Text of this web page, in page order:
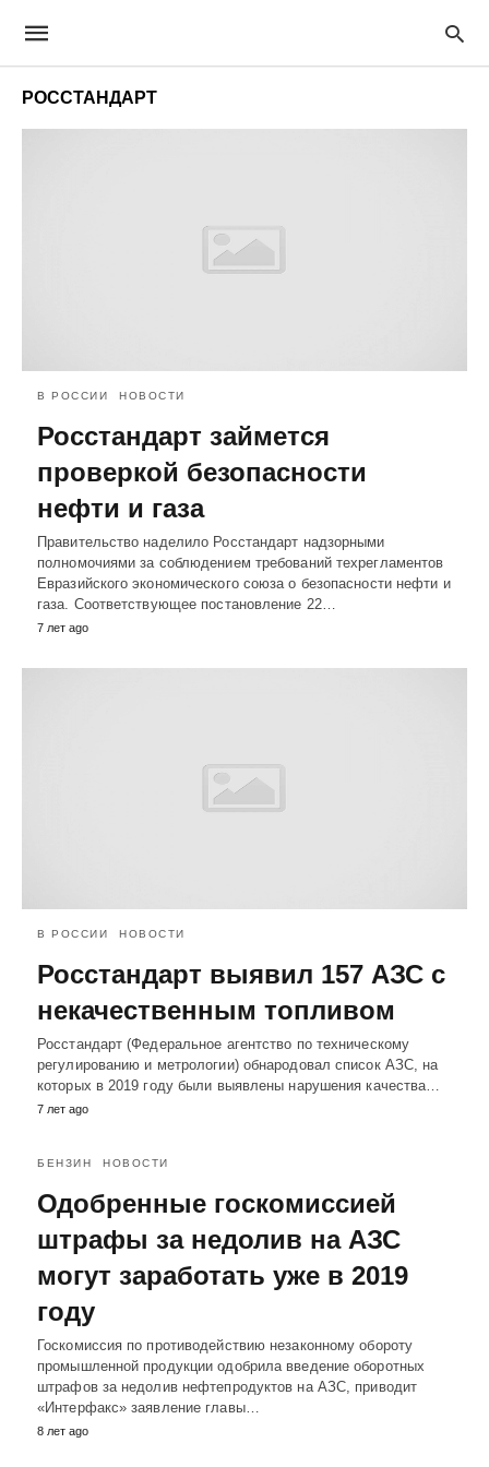
РОССТАНДАРТ
В РОССИИ НОВОСТИ
Росстандарт займется
проверкой безопасности
нефти и газа
Правительство наделило Росстандарт надзорными
полномочиями за соблюдением требований техрегламентов
Евразийского экономического союза о безопасности нефти и
газа. Соответствующее постановление 22…
7 лет ago
В РОССИИ НОВОСТИ
Росстандарт выявил 157 АЗС с
некачественным топливом
Росстандарт (Федеральное агентство по техническому
регулированию и метрологии) обнародовал список АЗС, на
которых в 2019 году были выявлены нарушения качества…
7 лет ago
БЕНЗИН НОВОСТИ
Одобренные госкомиссией
штрафы за недолив на АЗС
могут заработать уже в 2019
году
Госкомиссия по противодействию незаконному обороту
промышленной продукции одобрила введение оборотных
штрафов за недолив нефтепродуктов на АЗС, приводит
«Интерфакс» заявление главы…
8 лет ago